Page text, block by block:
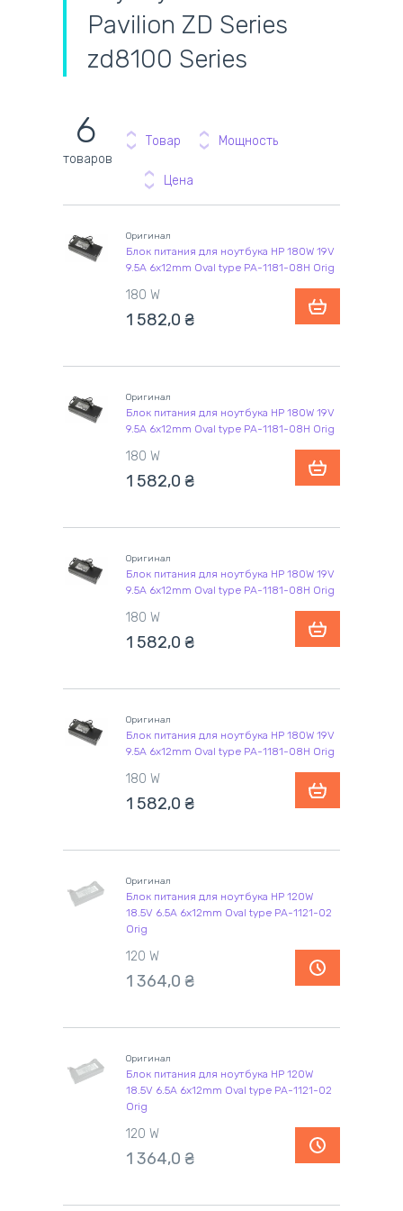
Pavilion ZD Series
zd8100 Series
6
товаров
Товар Мощность
Цена
Оригинал
Блок питания для ноутбука HP 180W 19V
9.5A 6x12mm Oval type PA-1181-08H Orig
180 W
1 582,0 ₴
Оригинал
Блок питания для ноутбука HP 180W 19V
9.5A 6x12mm Oval type PA-1181-08H Orig
180 W
1 582,0 ₴
Оригинал
Блок питания для ноутбука HP 180W 19V
9.5A 6x12mm Oval type PA-1181-08H Orig
180 W
1 582,0 ₴
Оригинал
Блок питания для ноутбука HP 180W 19V
9.5A 6x12mm Oval type PA-1181-08H Orig
180 W
1 582,0 ₴
Оригинал
Блок питания для ноутбука HP 120W
18.5V 6.5A 6x12mm Oval type PA-1121-02
Orig
120 W
1 364,0 ₴
Оригинал
Блок питания для ноутбука HP 120W
18.5V 6.5A 6x12mm Oval type PA-1121-02
Orig
120 W
1 364,0 ₴